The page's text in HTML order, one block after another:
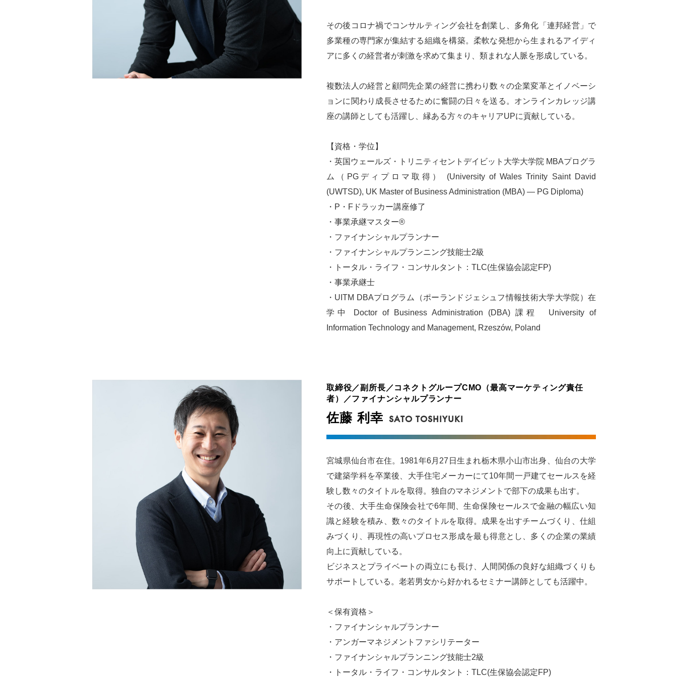
その後コロナ禍でコンサルティング会社を創業し、多角化「連邦経営」で
多業種の専門家が集結する組織を構築。柔軟な発想から生まれるアイディ
アに多くの経営者が刺激を求めて集まり、類まれな人脈を形成している。
複数法人の経営と顧問先企業の経営に携わり数々の企業変革とイノベーシ
ョンに関わり成長させるために奮闘の日々を送る。オンラインカレッジ講
座の講師としても活躍し、縁ある方々のキャリアUPに貢献している。
【資格・学位】
・英国ウェールズ・トリニティセントデイビット大学大学院 MBAプログラ
ム（PGディプロマ取得） (University of Wales Trinity Saint David
(UWTSD), UK Master of Business Administration (MBA) — PG Diploma)
・P・Fドラッカー講座修了
・事業承継マスター®︎
・ファイナンシャルプランナー
・ファイナンシャルプランニング技能士2級
・トータル・ライフ・コンサルタント：TLC(生保協会認定FP)
・事業承継士
・UITM DBAプログラム（ポーランドジェシュフ情報技術大学大学院）在
学中 Doctor of Business Administration (DBA) 課程 University of
Information Technology and Management, Rzeszów, Poland
取締役／副所長／コネクトグループCMO（最高マーケティング責任
者）／ファイナンシャルプランナー
佐藤 利幸 SATO TOSHIYUKI
宮城県仙台市在住。1981年6月27日生まれ栃木県小山市出身、仙台の大学
で建築学科を卒業後、大手住宅メーカーにて10年間一戸建てセールスを経
験し数々のタイトルを取得。独自のマネジメントで部下の成果も出す。
その後、大手生命保険会社で6年間、生命保険セールスで金融の幅広い知
識と経験を積み、数々のタイトルを取得。成果を出すチームづくり、仕組
みづくり、再現性の高いプロセス形成を最も得意とし、多くの企業の業績
向上に貢献している。
ビジネスとプライベートの両立にも長け、人間関係の良好な組織づくりも
サポートしている。老若男女から好かれるセミナー講師としても活躍中。
＜保有資格＞
・ファイナンシャルプランナー
・アンガーマネジメントファシリテーター
・ファイナンシャルプランニング技能士2級
・トータル・ライフ・コンサルタント：TLC(生保協会認定FP)